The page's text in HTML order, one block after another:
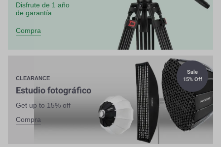
Disfrute de 1 año
de garantía
Compra
CLEARANCE
Estudio fotográfico
Get up to 15% off
Compra
Sale
15% Off